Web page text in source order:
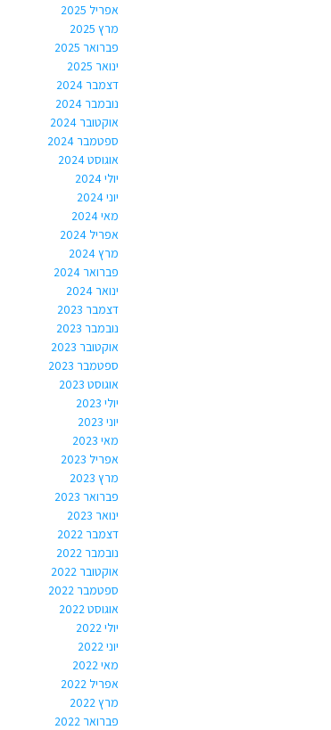
אפריל 2025
מרץ 2025
פברואר 2025
ינואר 2025
דצמבר 2024
נובמבר 2024
אוקטובר 2024
ספטמבר 2024
אוגוסט 2024
יולי 2024
יוני 2024
מאי 2024
אפריל 2024
מרץ 2024
פברואר 2024
ינואר 2024
דצמבר 2023
נובמבר 2023
אוקטובר 2023
ספטמבר 2023
אוגוסט 2023
יולי 2023
יוני 2023
מאי 2023
אפריל 2023
מרץ 2023
פברואר 2023
ינואר 2023
דצמבר 2022
נובמבר 2022
אוקטובר 2022
ספטמבר 2022
אוגוסט 2022
יולי 2022
יוני 2022
מאי 2022
אפריל 2022
מרץ 2022
פברואר 2022